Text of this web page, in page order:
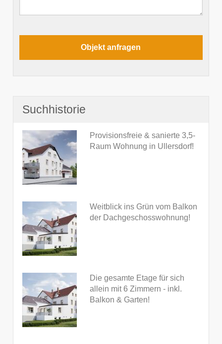
Suchhistorie
Provisionsfreie & sanierte 3,5-
Raum Wohnung in Ullersdorf!
Weitblick ins Grün vom Balkon
der Dachgeschosswohnung!
Die gesamte Etage für sich
allein mit 6 Zimmern - inkl.
Balkon & Garten!